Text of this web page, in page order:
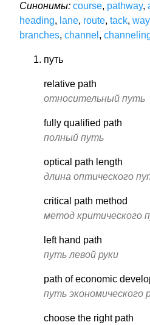
Синонимы: course, pathway,
heading, lane, route, tack, way
branches, channel ,
путь
relative path
относительный путь
fully qualified path
полный путь
optical path length
длина оптического
critical path method
метод критического
left hand path
путь левой руки
path of economic
путь экономического
choose the right path